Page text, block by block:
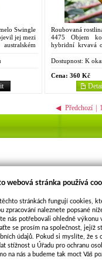
Swingle
jej mezi
Roubovaná
4475 Objem
hybridní krvavá
kulovité, dobré
Dostupnost: K
Cena: 360 Kč
◀ Předchozí | 1
webová stránka používá
těchto stránkách fungují cookies,
zpracování naleznete popsané
nás potřebovali ohledně výkonu
se prosím na společnost, jejíž
údajů. Pokud si myslíte, že s
stížnost u Úřadu pro ochranu
na nás a budeme tak moct Váš